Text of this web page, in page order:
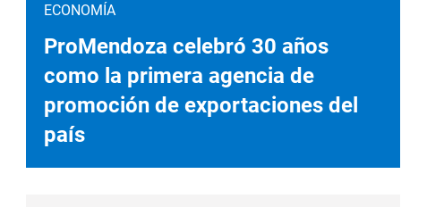
ECONOMÍA
ProMendoza celebró 30 años
como la primera agencia de
promoción de exportaciones del
país